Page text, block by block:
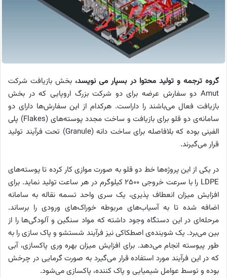
گروه ترجمه و تولید محتوا در بسپار می نویسد، بخش بازیافت شرکت
Amut دو سفارش عرضه برای دو شرکت بزرگ اروپایی که در بخش
بازیافت فعال می‌باشند را داراست. هرکدام از این سفارش‌ها دارای دو
سامانه‌ی دو قلو برای بازیافت و ساخت مجدد پوسته‌های (Flakes) پلی
الفینی بوده که بلافاصله برای ساخت دانه (Granule) تحت فرآیند تولید
قرار می‌گیرند.
در یکی از این پروژه‌ها خط دو قلو به صورت موازی کار کرده تا پوسته‌های
LDPE
را با سرعت خروجی 2500 کیلوگرم در هر ساعت تولید نماید. برای
افزایش میزان انعطاف پذیری، یک سری واحد تسمه نقاله به سامانه
اضافه شده تا به آسیاب‌های مربوطه خوراک‌های ورودی را برساند.
مرحله‌ای در این دستگاه وجود داشته که مواد سنگین و آلودگی‌ها را از
بین می‌برد. یک شوینده‌ی اصطکاکی نیز فرآیند شستشو و پاک سازی را به
طور پیوسته انجام می‌دهد. برای افزایش میزان بهره وری پاکسازی، آبی
که در این فرآیند مورد استفاده قرار می‌گیرد به صورت گرمایی در چرخش
بوده و توسط عوامل شیمیایی و پاک کننده، پاکسازی می‌شود.